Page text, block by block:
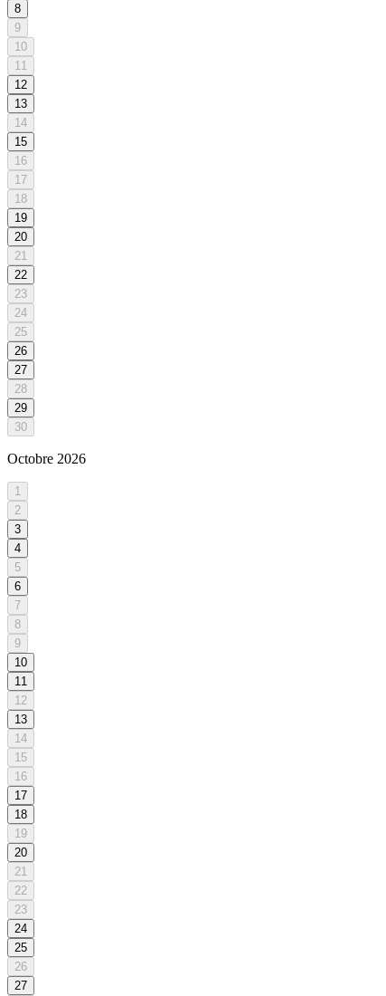
8
9
10
11
12
13
14
15
16
17
18
19
20
21
22
23
24
25
26
27
28
29
30
Octobre 2026
1
2
3
4
5
6
7
8
9
10
11
12
13
14
15
16
17
18
19
20
21
22
23
24
25
26
27